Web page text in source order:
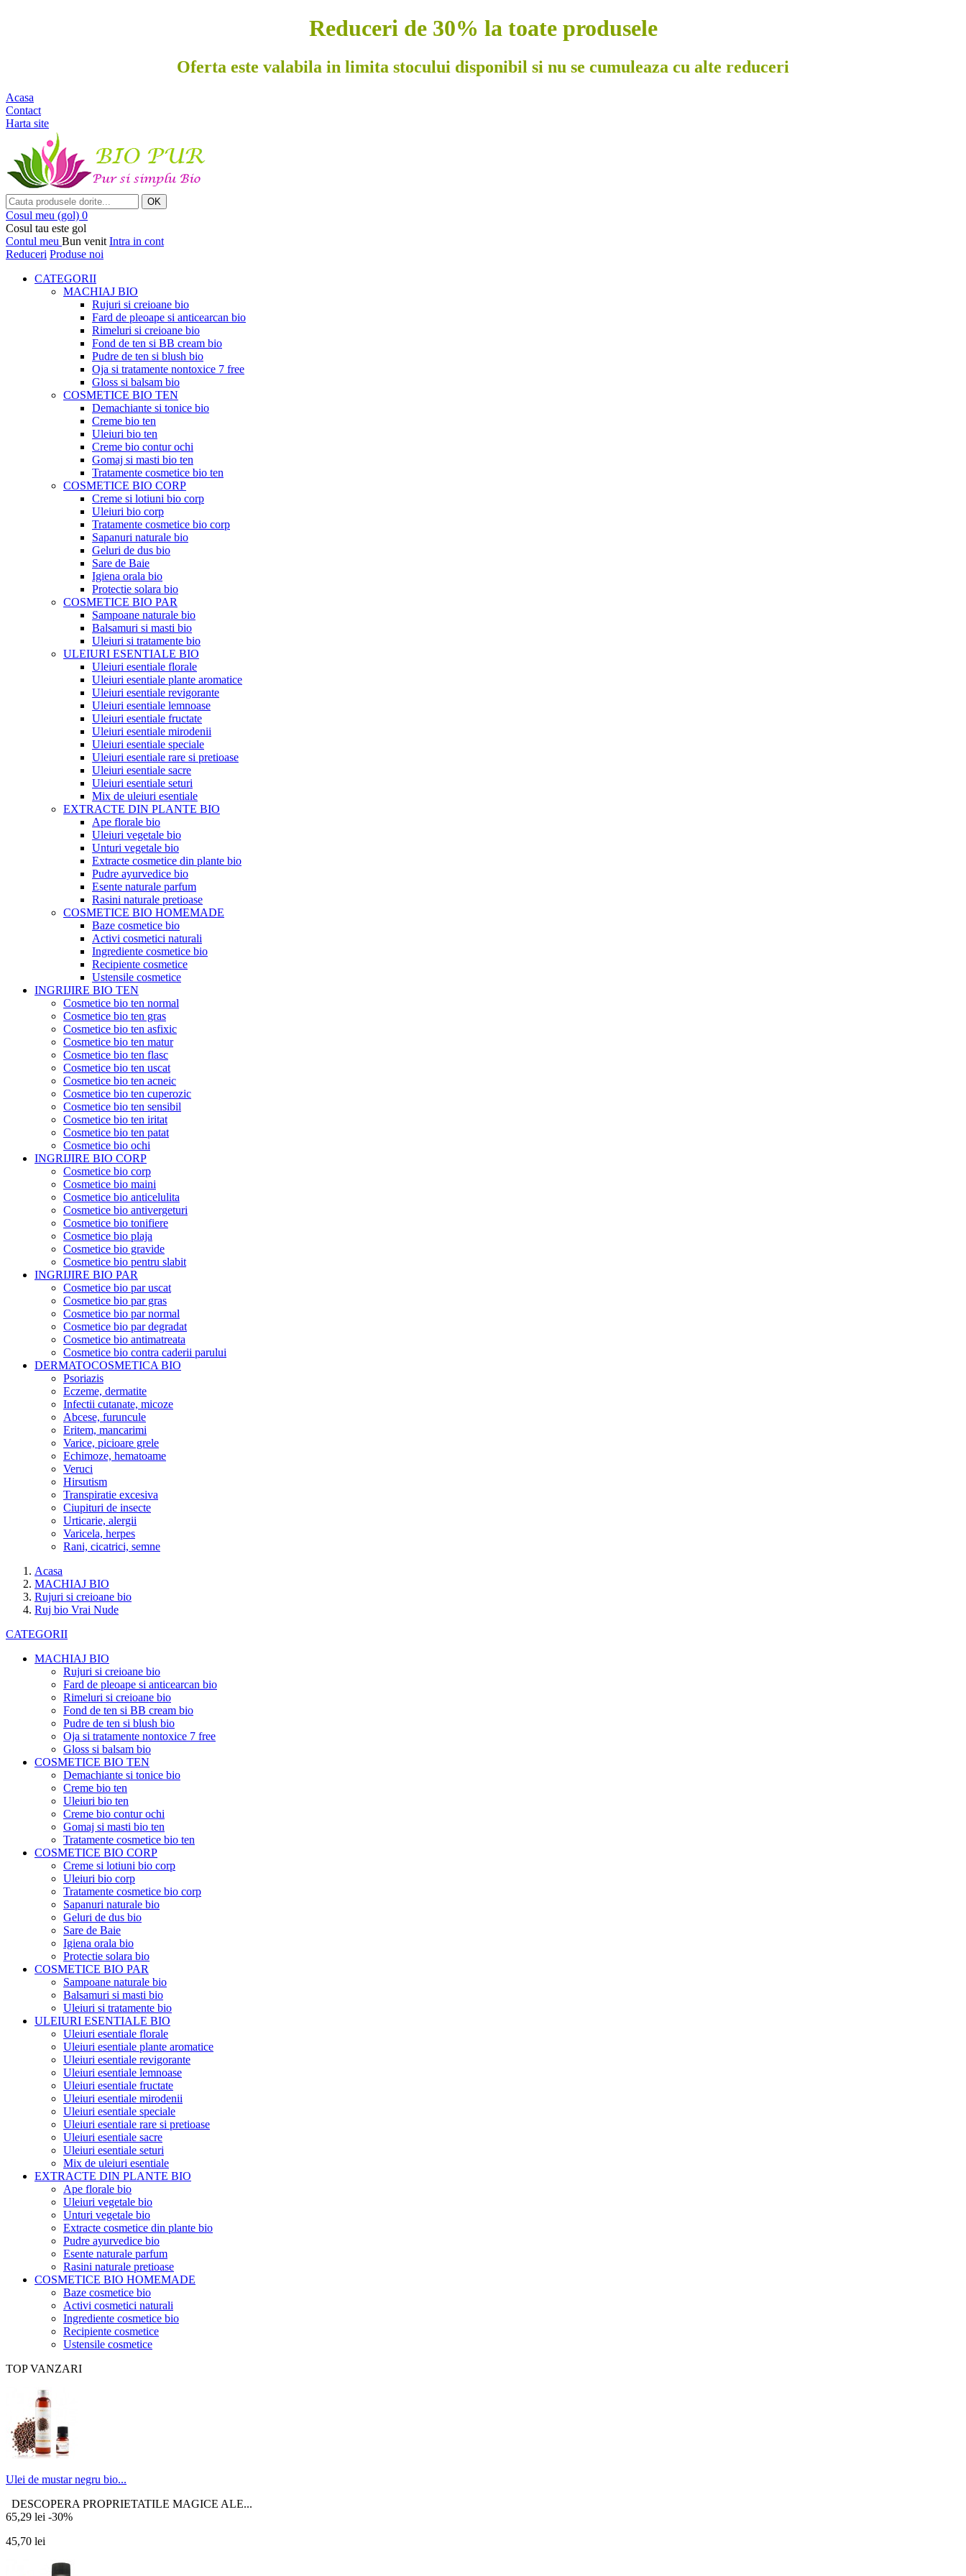
Reduceri de 30% la toate produsele
Oferta este valabila in limita stocului disponibil si nu se cumuleaza cu alte reduceri
Acasa
Contact
Harta site
OK
Cosul meu (gol) 0
Cosul tau este gol
Contul meu Bun venit Intra in cont
Reduceri Produse noi
CATEGORII
MACHIAJ BIO
Rujuri si creioane bio
Fard de pleoape si anticearcan bio
Rimeluri si creioane bio
Fond de ten si BB cream bio
Pudre de ten si blush bio
Oja si tratamente nontoxice 7 free
Gloss si balsam bio
COSMETICE BIO TEN
Demachiante si tonice bio
Creme bio ten
Uleiuri bio ten
Creme bio contur ochi
Gomaj si masti bio ten
Tratamente cosmetice bio ten
COSMETICE BIO CORP
Creme si lotiuni bio corp
Uleiuri bio corp
Tratamente cosmetice bio corp
Sapanuri naturale bio
Geluri de dus bio
Sare de Baie
Igiena orala bio
Protectie solara bio
COSMETICE BIO PAR
Sampoane naturale bio
Balsamuri si masti bio
Uleiuri si tratamente bio
ULEIURI ESENTIALE BIO
Uleiuri esentiale florale
Uleiuri esentiale plante aromatice
Uleiuri esentiale revigorante
Uleiuri esentiale lemnoase
Uleiuri esentiale fructate
Uleiuri esentiale mirodenii
Uleiuri esentiale speciale
Uleiuri esentiale rare si pretioase
Uleiuri esentiale sacre
Uleiuri esentiale seturi
Mix de uleiuri esentiale
EXTRACTE DIN PLANTE BIO
Ape florale bio
Uleiuri vegetale bio
Unturi vegetale bio
Extracte cosmetice din plante bio
Pudre ayurvedice bio
Esente naturale parfum
Rasini naturale pretioase
COSMETICE BIO HOMEMADE
Baze cosmetice bio
Activi cosmetici naturali
Ingrediente cosmetice bio
Recipiente cosmetice
Ustensile cosmetice
INGRIJIRE BIO TEN
Cosmetice bio ten normal
Cosmetice bio ten gras
Cosmetice bio ten asfixic
Cosmetice bio ten matur
Cosmetice bio ten flasc
Cosmetice bio ten uscat
Cosmetice bio ten acneic
Cosmetice bio ten cuperozic
Cosmetice bio ten sensibil
Cosmetice bio ten iritat
Cosmetice bio ten patat
Cosmetice bio ochi
INGRIJIRE BIO CORP
Cosmetice bio corp
Cosmetice bio maini
Cosmetice bio anticelulita
Cosmetice bio antivergeturi
Cosmetice bio tonifiere
Cosmetice bio plaja
Cosmetice bio gravide
Cosmetice bio pentru slabit
INGRIJIRE BIO PAR
Cosmetice bio par uscat
Cosmetice bio par gras
Cosmetice bio par normal
Cosmetice bio par degradat
Cosmetice bio antimatreata
Cosmetice bio contra caderii parului
DERMATOCOSMETICA BIO
Psoriazis
Eczeme, dermatite
Infectii cutanate, micoze
Abcese, furuncule
Eritem, mancarimi
Varice, picioare grele
Echimoze, hematoame
Veruci
Hirsutism
Transpiratie excesiva
Ciupituri de insecte
Urticarie, alergii
Varicela, herpes
Rani, cicatrici, semne
Acasa
MACHIAJ BIO
Rujuri si creioane bio
Ruj bio Vrai Nude
CATEGORII
MACHIAJ BIO
Rujuri si creioane bio
Fard de pleoape si anticearcan bio
Rimeluri si creioane bio
Fond de ten si BB cream bio
Pudre de ten si blush bio
Oja si tratamente nontoxice 7 free
Gloss si balsam bio
COSMETICE BIO TEN
Demachiante si tonice bio
Creme bio ten
Uleiuri bio ten
Creme bio contur ochi
Gomaj si masti bio ten
Tratamente cosmetice bio ten
COSMETICE BIO CORP
Creme si lotiuni bio corp
Uleiuri bio corp
Tratamente cosmetice bio corp
Sapanuri naturale bio
Geluri de dus bio
Sare de Baie
Igiena orala bio
Protectie solara bio
COSMETICE BIO PAR
Sampoane naturale bio
Balsamuri si masti bio
Uleiuri si tratamente bio
ULEIURI ESENTIALE BIO
Uleiuri esentiale florale
Uleiuri esentiale plante aromatice
Uleiuri esentiale revigorante
Uleiuri esentiale lemnoase
Uleiuri esentiale fructate
Uleiuri esentiale mirodenii
Uleiuri esentiale speciale
Uleiuri esentiale rare si pretioase
Uleiuri esentiale sacre
Uleiuri esentiale seturi
Mix de uleiuri esentiale
EXTRACTE DIN PLANTE BIO
Ape florale bio
Uleiuri vegetale bio
Unturi vegetale bio
Extracte cosmetice din plante bio
Pudre ayurvedice bio
Esente naturale parfum
Rasini naturale pretioase
COSMETICE BIO HOMEMADE
Baze cosmetice bio
Activi cosmetici naturali
Ingrediente cosmetice bio
Recipiente cosmetice
Ustensile cosmetice
TOP VANZARI
Ulei de mustar negru bio...
DESCOPERA PROPRIETATILE MAGICE ALE...
65,29 lei -30%
45,70 lei